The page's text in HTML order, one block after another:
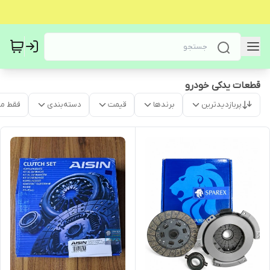
قطعات یدکی خودرو
پربازدیدترین برندها قیمت دسته‌بندی فقط